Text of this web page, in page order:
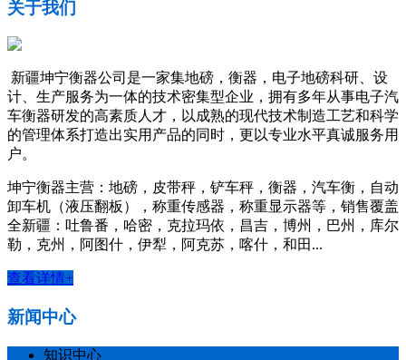
关于我们
新疆坤宁衡器公司是一家集地磅，衡器，电子地磅科研、设
计、生产服务为一体的技术密集型企业，拥有多年从事电子汽
车衡器研发的高素质人才，以成熟的现代技术制造工艺和科学
的管理体系打造出实用产品的同时，更以专业水平真诚服务用
户。
坤宁衡器主营：地磅，皮带秤，铲车秤，衡器，汽车衡，自动
卸车机（液压翻板），称重传感器，称重显示器等，销售覆盖
全新疆：吐鲁番，哈密，克拉玛依，昌吉，博州，巴州，库尔
勒，克州，阿图什，伊犁，阿克苏，喀什，和田...
查看详情+
新闻中心
知识中心